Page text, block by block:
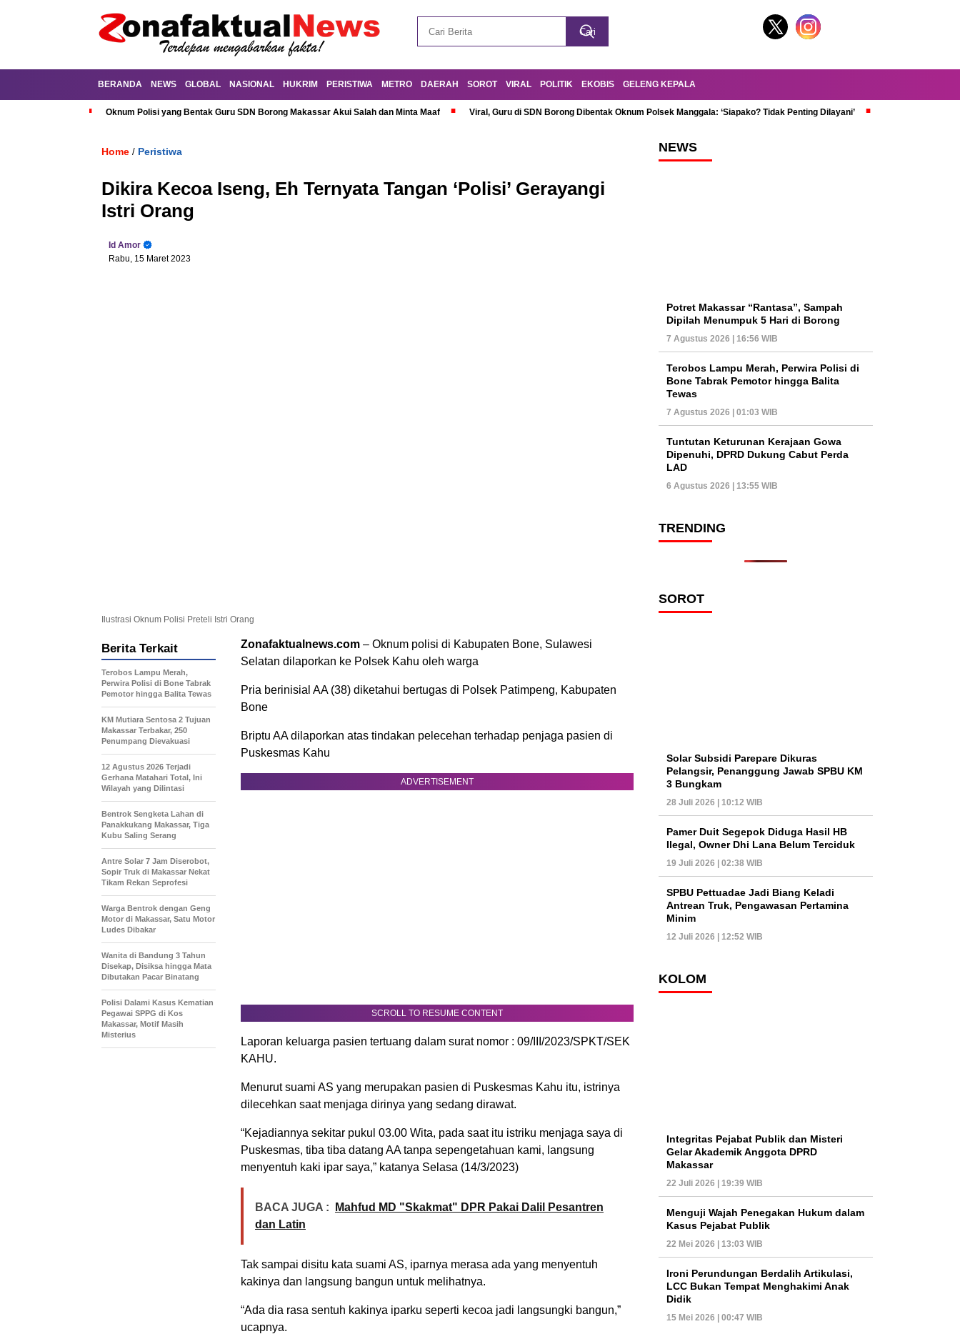
BERANDA NEWS GLOBAL NASIONAL HUKRIM PERISTIWA METRO DAERAH SOROT VIRAL POLITIK EKOBIS GELENG KEPALA
Oknum Polisi yang Bentak Guru SDN Borong Makassar Akui Salah dan Minta Maaf Viral, Guru di SDN Borong Dibentak Oknum Polsek Manggala: ‘Siapako? Tidak Penting Dilayani’
Home / Peristiwa
Dikira Kecoa Iseng, Eh Ternyata Tangan ‘Polisi’ Gerayangi
Istri Orang
Id Amor
Rabu, 15 Maret 2023
Ilustrasi Oknum Polisi Preteli Istri Orang
Zonafaktualnews.com – Oknum polisi di Kabupaten Bone, Sulawesi
Selatan dilaporkan ke Polsek Kahu oleh warga
Pria berinisial AA (38) diketahui bertugas di Polsek Patimpeng, Kabupaten
Bone
Briptu AA dilaporkan atas tindakan pelecehan terhadap penjaga pasien di
Puskesmas Kahu
ADVERTISEMENT
SCROLL TO RESUME CONTENT
Laporan keluarga pasien tertuang dalam surat nomor : 09/III/2023/SPKT/SEK
KAHU.
Menurut suami AS yang merupakan pasien di Puskesmas Kahu itu, istrinya
dilecehkan saat menjaga dirinya yang sedang dirawat.
“Kejadiannya sekitar pukul 03.00 Wita, pada saat itu istriku menjaga saya di
Puskesmas, tiba tiba datang AA tanpa sepengetahuan kami, langsung
menyentuh kaki ipar saya,” katanya Selasa (14/3/2023)
BACA JUGA :
Mahfud MD "Skakmat" DPR Pakai Dalil Pesantren
dan Latin
Tak sampai disitu kata suami AS, iparnya merasa ada yang menyentuh
kakinya dan langsung bangun untuk melihatnya.
“Ada dia rasa sentuh kakinya iparku seperti kecoa jadi langsungki bangun,”
ucapnya.
Berita Terkait
Terobos Lampu Merah,
Perwira Polisi di Bone Tabrak
Pemotor hingga Balita Tewas
KM Mutiara Sentosa 2 Tujuan
Makassar Terbakar, 250
Penumpang Dievakuasi
12 Agustus 2026 Terjadi
Gerhana Matahari Total, Ini
Wilayah yang Dilintasi
Bentrok Sengketa Lahan di
Panakkukang Makassar, Tiga
Kubu Saling Serang
Antre Solar 7 Jam Diserobot,
Sopir Truk di Makassar Nekat
Tikam Rekan Seprofesi
Warga Bentrok dengan Geng
Motor di Makassar, Satu Motor
Ludes Dibakar
Wanita di Bandung 3 Tahun
Disekap, Disiksa hingga Mata
Dibutakan Pacar Binatang
Polisi Dalami Kasus Kematian
Pegawai SPPG di Kos
Makassar, Motif Masih
Misterius
NEWS
Potret Makassar “Rantasa”, Sampah
Dipilah Menumpuk 5 Hari di Borong
7 Agustus 2026 | 16:56 WIB
Terobos Lampu Merah, Perwira Polisi di
Bone Tabrak Pemotor hingga Balita
Tewas
7 Agustus 2026 | 01:03 WIB
Tuntutan Keturunan Kerajaan Gowa
Dipenuhi, DPRD Dukung Cabut Perda
LAD
6 Agustus 2026 | 13:55 WIB
TRENDING
SOROT
Solar Subsidi Parepare Dikuras
Pelangsir, Penanggung Jawab SPBU KM
3 Bungkam
28 Juli 2026 | 10:12 WIB
Pamer Duit Segepok Diduga Hasil HB
Ilegal, Owner Dhi Lana Belum Terciduk
19 Juli 2026 | 02:38 WIB
SPBU Pettuadae Jadi Biang Keladi
Antrean Truk, Pengawasan Pertamina
Minim
12 Juli 2026 | 12:52 WIB
KOLOM
Integritas Pejabat Publik dan Misteri
Gelar Akademik Anggota DPRD
Makassar
22 Juli 2026 | 19:39 WIB
Menguji Wajah Penegakan Hukum dalam
Kasus Pejabat Publik
22 Mei 2026 | 13:03 WIB
Ironi Perundungan Berdalih Artikulasi,
LCC Bukan Tempat Menghakimi Anak
Didik
15 Mei 2026 | 00:47 WIB